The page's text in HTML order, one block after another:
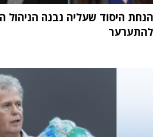
הנחת היסוד שעליה נבנה הניהול
להתערער